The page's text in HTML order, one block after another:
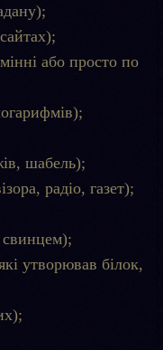
або просто по
шабель);
радіо, газет);
свинцем);
утворював білок,